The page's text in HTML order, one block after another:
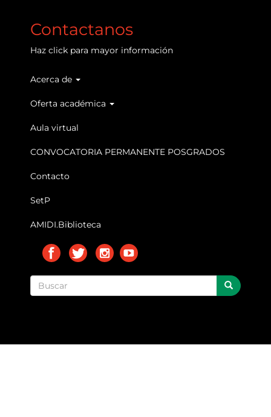
Contactanos
Haz click para mayor información
Main
navigation
Acerca de
Oferta académica
Aula virtual
CONVOCATORIA PERMANENTE POSGRADOS
Contacto
SetP
AMIDI.Biblioteca
búsqueda
Buscar BUSCAR